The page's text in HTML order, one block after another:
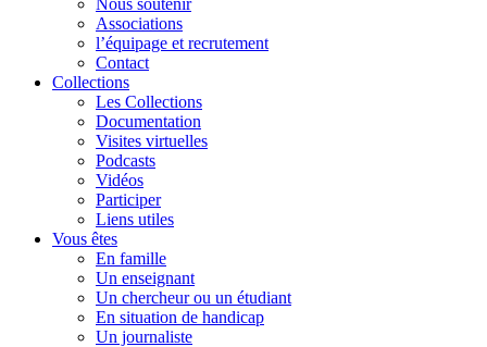
Nous soutenir
Associations
l’équipage et recrutement
Contact
Collections
Les Collections
Documentation
Visites virtuelles
Podcasts
Vidéos
Participer
Liens utiles
Vous êtes
En famille
Un enseignant
Un chercheur ou un étudiant
En situation de handicap
Un journaliste